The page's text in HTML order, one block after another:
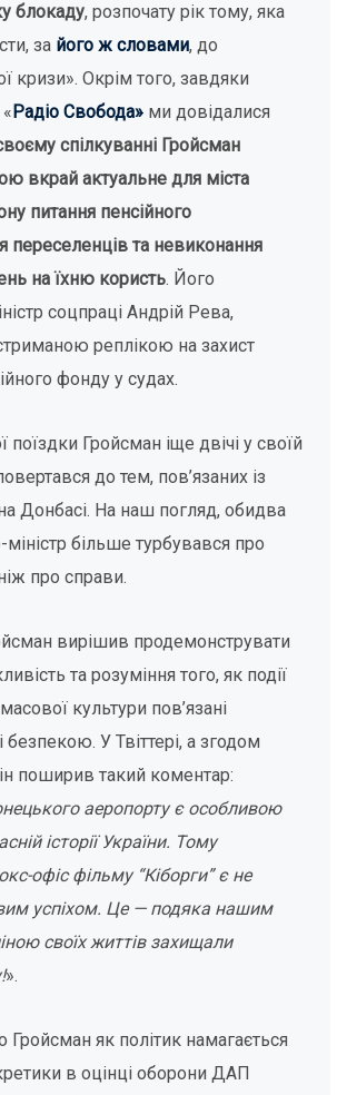
блокаду, розпочату рік тому, яка
за його ж словами, до
кризи». Окрім того, завдяки
Радіо Свобода» ми довідалися
спілкуванні Гройсман
вкрай актуальне для міста
питання пенсійного
переселенців та невиконання
на їхню користь. Його
соцпраці Андрій Рева,
реплікою на захист
фонду у судах.
поїздки Гройсман іще двічі у своїй
до тем, пов’язаних із
Донбасі. На наш погляд, обидва
міністр більше турбувався про
про справи.
вирішив продемонструвати
та розуміння того, як події
культури пов’язані
безпекою. У Твіттері, а згодом
поширив такий коментар:
аеропорту є особливою
історії України. Тому
офіс фільму “Кіборги” є не
успіхом. Це — подяка нашим
своїх життів захищали
».
як політик намагається
в оцінці оборони ДАП